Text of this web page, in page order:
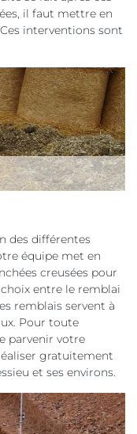
il faut mettre en
interventions sont
des différentes
équipe met en
creusées pour
entre le remblai
remblais servent à
Pour toute
parvenir votre
gratuitement
et ses environs.